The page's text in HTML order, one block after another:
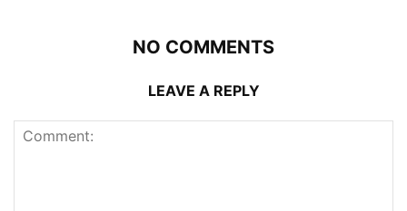
NO COMMENTS
LEAVE A REPLY